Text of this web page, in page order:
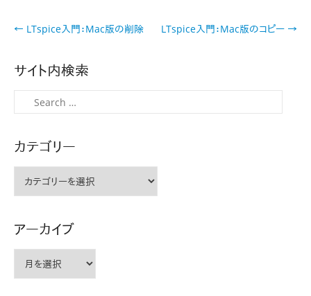
投
ナ
ビ
ー
ョ
ン
← LTspice入門：Mac版の削除 LTspice入門：Mac版のコピー →
サイト内検索
索
カテゴリー
リ
アーカイブ